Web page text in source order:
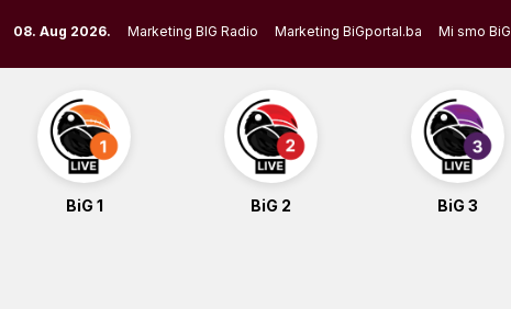
to
content
08. Aug 2026. Marketing BIG Radio Marketing BiGportal.ba Mi smo BiG
BiG 1 BiG 2 BiG 3